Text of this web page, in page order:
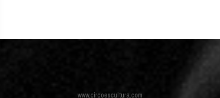
www.circoescultura.com